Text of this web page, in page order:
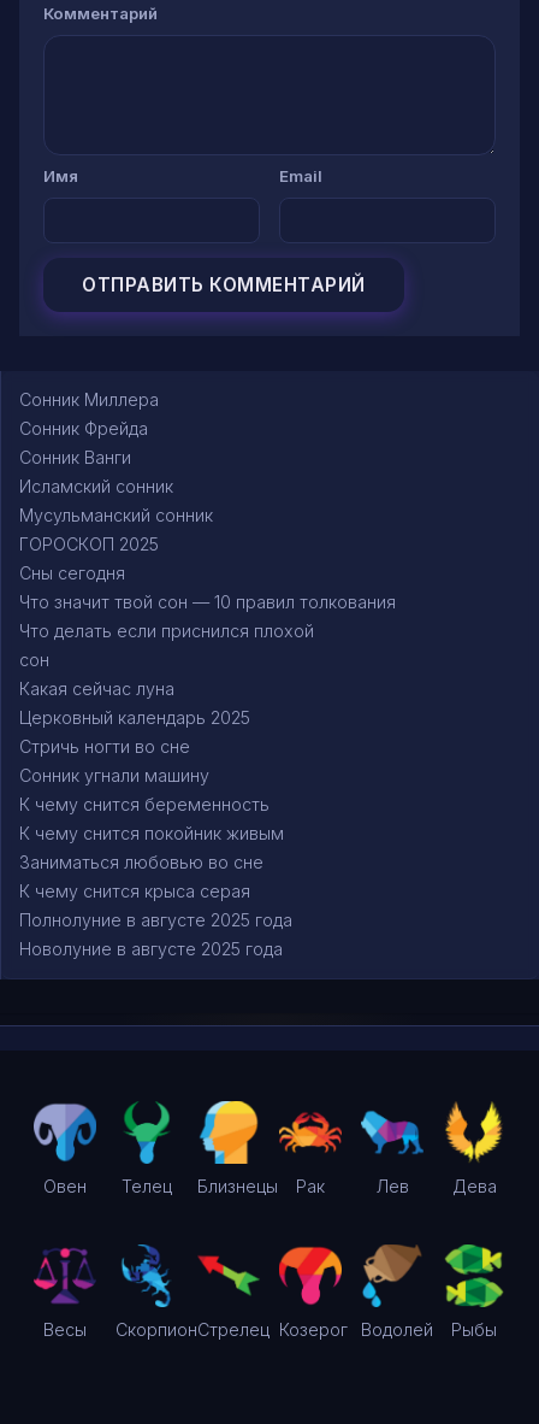
Комментарий
Имя Email
Сонник Миллера
Сонник Фрейда
Сонник Ванги
Исламский сонник
Мусульманский сонник
ГОРОСКОП 2025
Сны сегодня
Что значит твой сон — 10 правил толкования
Что делать если приснился плохой
сон
Какая сейчас луна
Церковный календарь 2025
Стричь ногти во сне
Сонник угнали машину
К чему снится беременность
К чему снится покойник живым
Заниматься любовью во сне
К чему снится крыса серая
Полнолуние в августе 2025 года
Новолуние в августе 2025 года
Овен Телец Близнецы Рак Лев Дева
Весы СкорпионСтрелец Козерог Водолей Рыбы